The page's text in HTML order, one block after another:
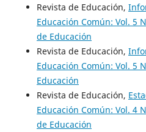
Revista de Educación,
Educación Común: Vol. 5
de Educación
Revista de Educación,
Educación Común: Vol. 5
Educación
Revista de Educación,
Educación Común: Vol. 4
de Educación